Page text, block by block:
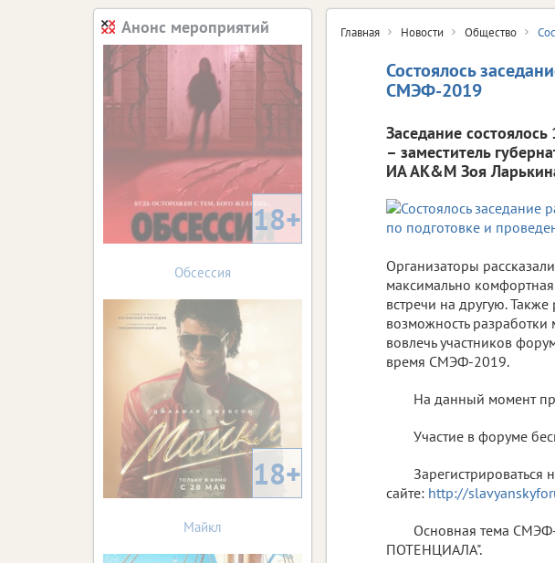
Главная Новости Общество
Состоялось
СМЭФ-2019
Заседание
– заместитель
ИА АК&М Зоя
Организаторы
максимально
встречи на другую.
возможность
вовлечь участников
время СМЭФ-2019.
На данный момент
Участие в форуме
сайте: http://
Основная тема
ПОТЕНЦИАЛА".
Анонс мероприятий
18+
Обсессия
18+
Майкл